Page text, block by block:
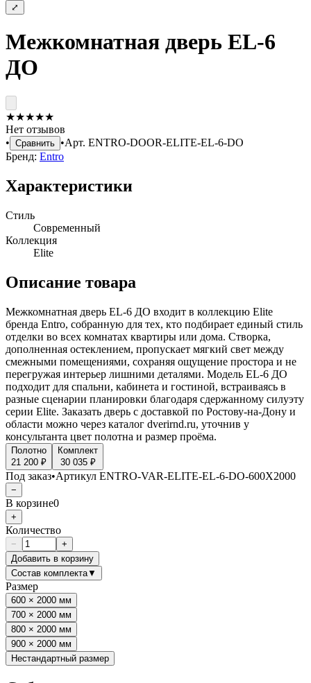
⤢
Межкомнатная дверь EL-6
ДО
★★★★★
Нет отзывов
• Сравнить •Арт. ENTRO-DOOR-ELITE-EL-6-DO
Бренд: Entro
Характеристики
Стиль
Современный
Коллекция
Elite
Описание товара
Межкомнатная дверь EL-6 ДО входит в коллекцию Elite
бренда Entro, собранную для тех, кто подбирает единый стиль
отделки во всех комнатах квартиры или дома. Створка,
дополненная остеклением, пропускает мягкий свет между
смежными помещениями, сохраняя ощущение простора и не
перегружая интерьер лишними деталями. Модель EL-6 ДО
подходит для спальни, кабинета и гостиной, встраиваясь в
разные сценарии планировки благодаря сдержанному силуэту
серии Elite. Заказать дверь с доставкой по Ростову-на-Дону и
области можно через каталог dverirnd.ru, уточнив у
консультанта цвет полотна и размер проёма.
Полотно
21 200 ₽
Комплект
30 035 ₽
Под заказ•Артикул ENTRO-VAR-ELITE-EL-6-DO-600X2000
−
В корзине0
+
Количество
−
+
Добавить в корзину
Состав комплекта▼
Размер
600 × 2000 мм
700 × 2000 мм
800 × 2000 мм
900 × 2000 мм
Нестандартный размер